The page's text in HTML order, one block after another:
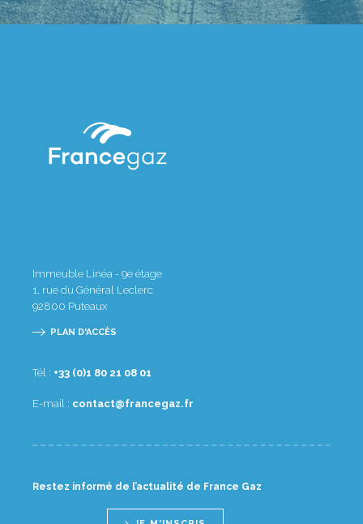
Immeuble Linéa - 9e étage
1, rue du Général Leclerc
92800 Puteaux
PLAN D'ACCÈS
Tél : 10 80 12 08 1(0) 33+
E-mail : rf.zagecnarf@tcatnoc
Restez informé de l’actualité de France Gaz